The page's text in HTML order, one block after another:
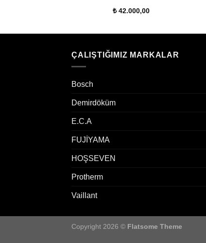
₺42.000,00
ÇALIŞTIĞIMIZ MARKALAR
Bosch
Demirdöküm
E.C.A
FUJİYAMA
HOŞSEVEN
Protherm
Vaillant
Copyright 2026 © Flatsome Theme